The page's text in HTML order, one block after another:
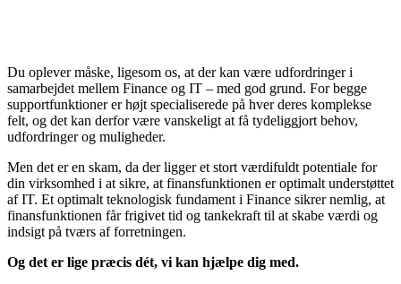
Du oplever måske, ligesom os, at der kan være udfordringer i
samarbejdet mellem Finance og IT – med god grund. For begge
supportfunktioner er højt specialiserede på hver deres komplekse
felt, og det kan derfor være vanskeligt at få tydeliggjort behov,
udfordringer og muligheder.
Men det er en skam, da der ligger et stort værdifuldt potentiale for
din virksomhed i at sikre, at finansfunktionen er optimalt understøttet
af IT. Et optimalt teknologisk fundament i Finance sikrer nemlig, at
finansfunktionen får frigivet tid og tankekraft til at skabe værdi og
indsigt på tværs af forretningen.
Og det er lige præcis dét, vi kan hjælpe dig med.